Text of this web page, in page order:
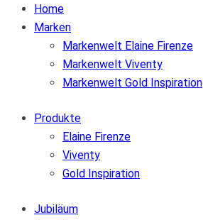
Home
Marken
Markenwelt Elaine Firenze
Markenwelt Viventy
Markenwelt Gold Inspiration
Produkte
Elaine Firenze
Viventy
Gold Inspiration
Jubiläum